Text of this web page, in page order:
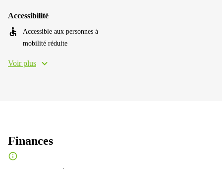
Accessibilité
Accessible aux personnes à
mobilité réduite
Voir plus
Finances